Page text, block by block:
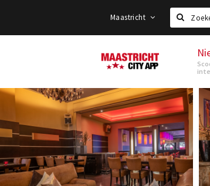
Maastricht
Zoeken
Maastricht